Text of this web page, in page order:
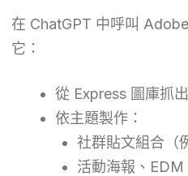
在 ChatGPT 中呼叫
它：
從 Express 圖庫抓出
依主題製作：
社群貼文組合（
活動海報、EDM